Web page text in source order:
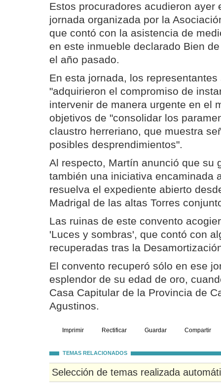
Estos procuradores acudieron ayer
jornada organizada por la
que contó con la asistencia de
en este inmueble declarado Bien
el año pasado.
En esta jornada, los
"adquirieron el compromiso de
intervenir de manera urgente en el
objetivos de "consolidar los
claustro herreriano, que muestra
posibles desprendimientos".
Al respecto, Martín anunció que su
también una iniciativa encaminada
resuelva el expediente abierto
Madrigal de las altas Torres
Las ruinas de este convento
'Luces y sombras', que contó con
recuperadas tras la
El convento recuperó sólo en ese
esplendor de su edad de oro,
Casa Capitular de la Provincia de
Agustinos.
Imprimir Rectificar Guardar Compartir
TEMAS RELACIONADOS
Selección de temas realizada